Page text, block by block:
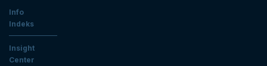
Info
Indeks
Insight
Center